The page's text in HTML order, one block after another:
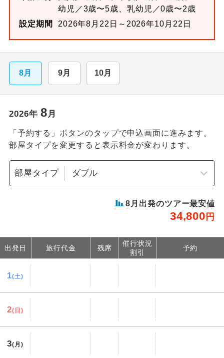
幼児／3歳〜5歳、乳幼児／0歳〜2歳
設定期間
2026年8月22日～2026年10月22日
8月 9月 10月
2026年 8月
「予約する」ボタンのタップで申込画面に進みます。
部屋タイプを変更すると表示料金が変わります。
部屋タイプ
8 月出発のツアー最安値
34,800 円
出発日 旅行代金 残席
催行状況
割引
予約
1(土)
2(日)
3(月)